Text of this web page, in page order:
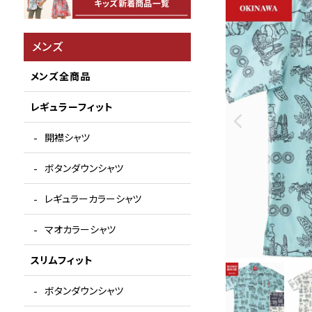
メンズ
メンズ全商品
レギュラーフィット
開襟シャツ
ボタンダウンシャツ
レギュラーカラーシャツ
マオカラーシャツ
スリムフィット
ボタンダウンシャツ